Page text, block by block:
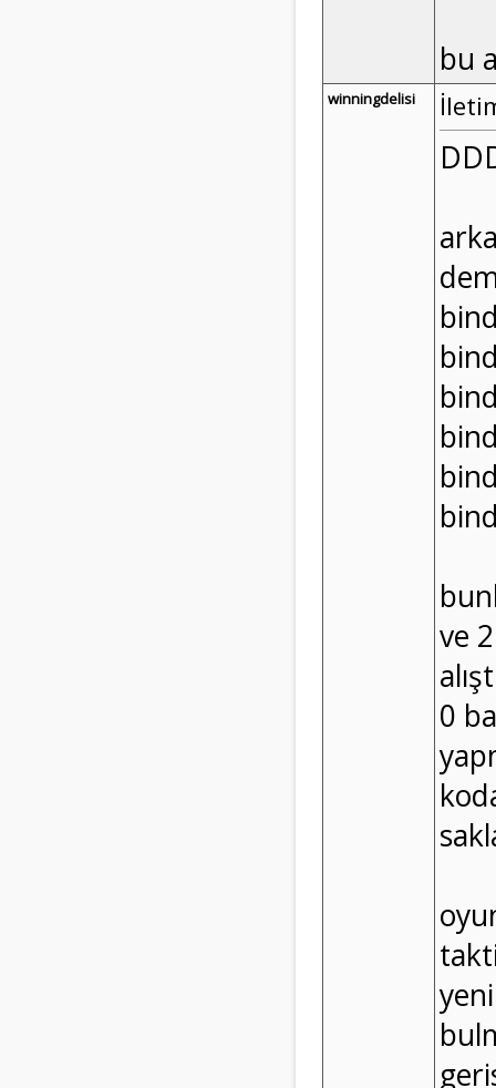
bu
winningdelisi
ve
0